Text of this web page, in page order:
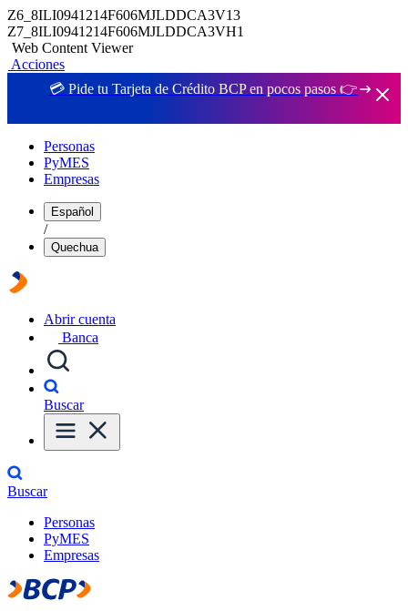
Z6_8ILI0941214F606MJLDDCA3V13
Z7_8ILI0941214F606MJLDDCA3VH1
Web Content Viewer
Acciones
💳 Pide tu Tarjeta de Crédito BCP en pocos pasos 👉
Personas
PyMES
Empresas
Español
/
Quechua
Abrir cuenta
Banca
Buscar
Buscar
Personas
PyMES
Empresas